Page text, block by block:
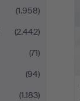
(1.958)
(2.442)
(71)
(94)
(1.183)